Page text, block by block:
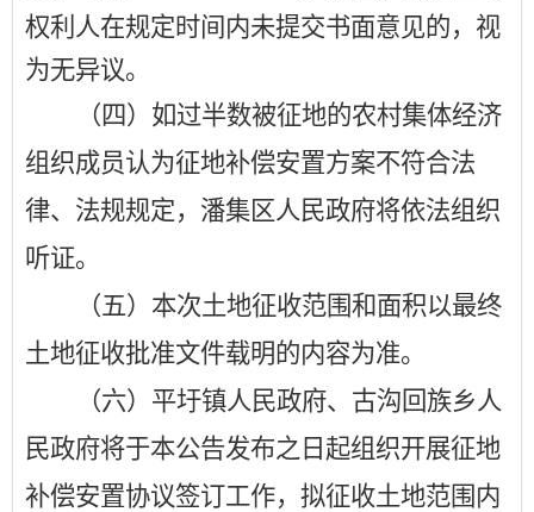
权利人在规定时间内未提交书面意见的，视
为无异议。
（四）如过半数被征地的农村集体经济
组织成员认为征地补偿安置方案不符合法
律、法规规定，潘集区人民政府将依法组织
听证。
（五）本次土地征收范围和面积以最终
土地征收批准文件载明的内容为准。
（六） 平圩镇人民政府、古沟回族乡人
民政府将于本公告发布之日起组织开展征地
补偿安置协议签订工作， 拟征收土地范围内